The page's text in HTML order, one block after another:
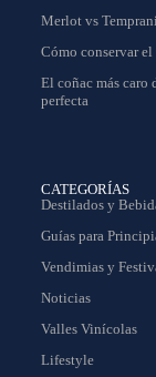
Merlot vs
Cómo conservar
El coñac más
perfecta
CATEGORÍAS
Destilados y
Guías para
Vendimias y
Noticias
Valles Vinícolas
Lifestyle